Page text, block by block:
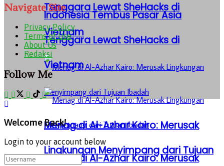
Tenggara Lewat SheHacks di
Vietnam
Menag di Al-Azhar Kairo: Merusak
Lingkungan Menyimpang dari Tujuan
Indonesia Tembus Pasar Asia
Tenggara Lewat SheHacks di
Vietnam
Menag di Al-Azhar Kairo: Merusak
Navigate Site
Privacy Policy
Terms of Use
About Us
Redaksi
Follow Me
Welcome Back!
Login to your account below